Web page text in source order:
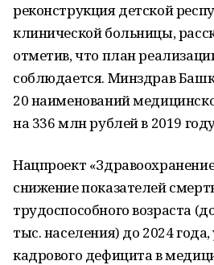
реконструкция детской
клинической больницы,
отметив, что план
соблюдается. Минздрав
20 наименований
на 336 млн рублей в 2019
Нацпроект
снижение показателей
трудоспособного возраста
тыс. населения) до 2024
кадрового дефицита в